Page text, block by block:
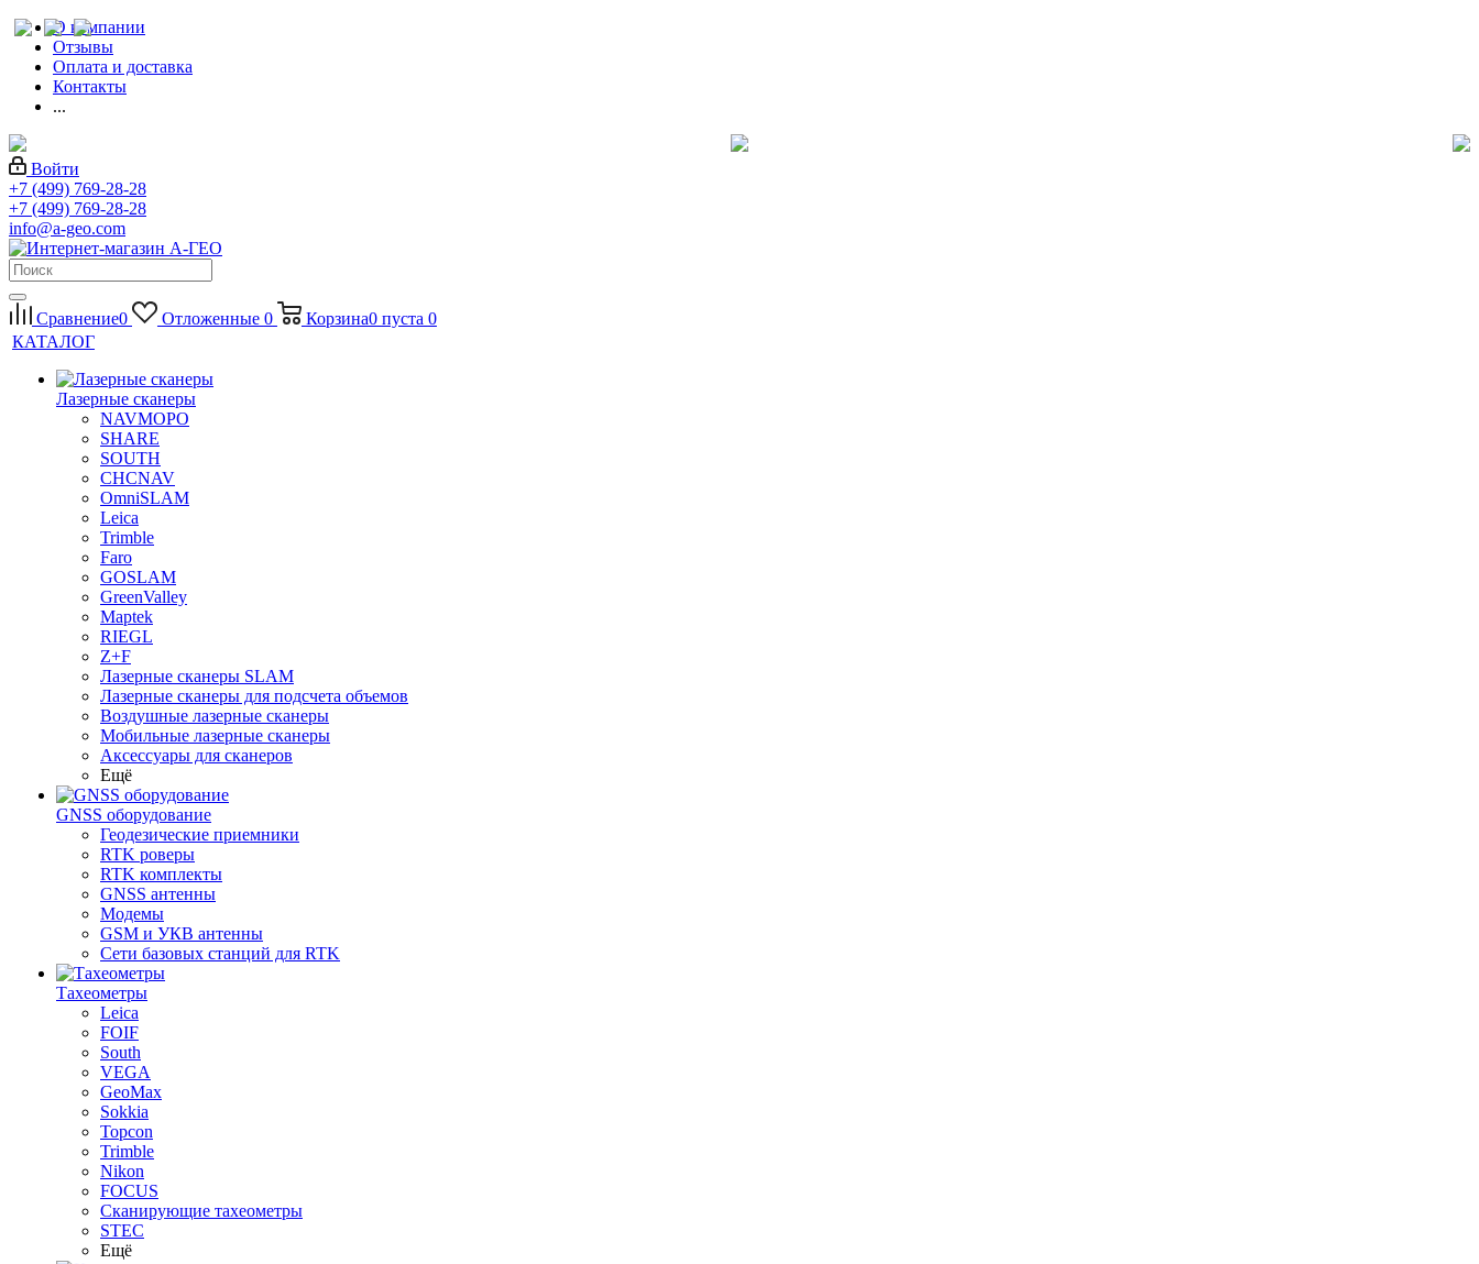
О компании
Отзывы
Оплата и доставка
Контакты
...
Войти
+7 (499) 769-28-28
+7 (499) 769-28-28
info@a-geo.com
Сравнение0 Отложенные 0 Корзина0 пуста 0
КАТАЛОГ
Лазерные сканеры
NAVMOPO
SHARE
SOUTH
CHCNAV
OmniSLAM
Leica
Trimble
Faro
GOSLAM
GreenValley
Maptek
RIEGL
Z+F
Лазерные сканеры SLAM
Лазерные сканеры для подсчета объемов
Воздушные лазерные сканеры
Мобильные лазерные сканеры
Аксессуары для сканеров
Ещё
GNSS оборудование
Геодезические приемники
RTK роверы
RTK комплекты
GNSS антенны
Модемы
GSM и УКВ антенны
Сети базовых станций для RTK
Тахеометры
Leica
FOIF
South
VEGA
GeoMax
Sokkia
Topcon
Trimble
Nikon
FOCUS
Сканирующие тахеометры
STEC
Ещё